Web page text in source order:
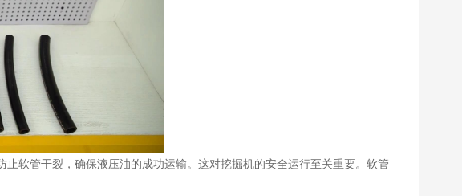
软管干裂，确保液压油的成功运输。这对挖掘机的安全运行至关重要。软管